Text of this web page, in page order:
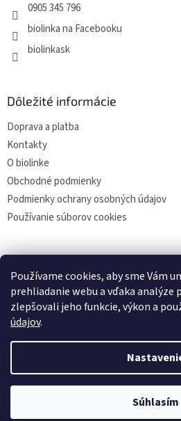
Používame cookies, aby sme Vám
prehliadanie webu a vďaka analýze
zlepšovali jeho funkcie, výkon a
údajov.
Súhlasím
0905 345 796
biolinka na Facebooku
biolinkask
Dôležité informácie
Doprava a platba
Kontakty
O biolinke
Obchodné podmienky
Podmienky ochrany osobných údajov
Používanie súborov cookies
Facebook
Vytvoril
Copyright 2026biolinka. Všetky
nastavenie